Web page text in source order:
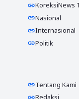
KoreksiNews
Nasional
Internasional
Politik
Tentang Kami
Redaksi